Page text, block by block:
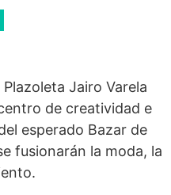
Jairo Varela
de creatividad e
esperado Bazar de
fusionarán la moda, la